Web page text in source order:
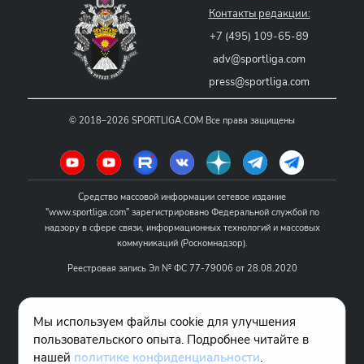
Контакты редакции:
+7 (495) 109-65-89
adv@sportliga.com
press@sportliga.com
© 2018–2026 SPORTLIGA.COM Все права защищены
Средство массовой информации сетевое издание
"www.sportliga.com" зарегистрировано Федеральной службой по
надзору в сфере связи, информационных технологий и массовых
коммуникаций (Роскомнадзор).
Реестровая запись Эл № ФС 77-79006 от 28.08.2020
Название - www.sportliga.com
Учредитель СМИ сетевого издания "www.sportliga.com": ИП Чамин
О.Н.
Мы используем файлы cookie для улучшения
пользовательского опыта. Подробнее читайте в
нашей политике конфиденциальности.